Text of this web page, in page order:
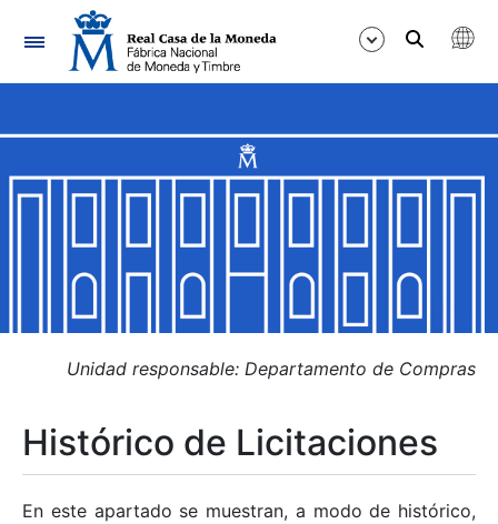
Navegación
Mostrar/Ocultar
Mostrar/Ocultar
Mostrar/Ocultar
Mostrar/Ocultar
Unidad responsable: Departamento de Compras
Histórico de Licitaciones
En este apartado se muestran, a modo de histórico,